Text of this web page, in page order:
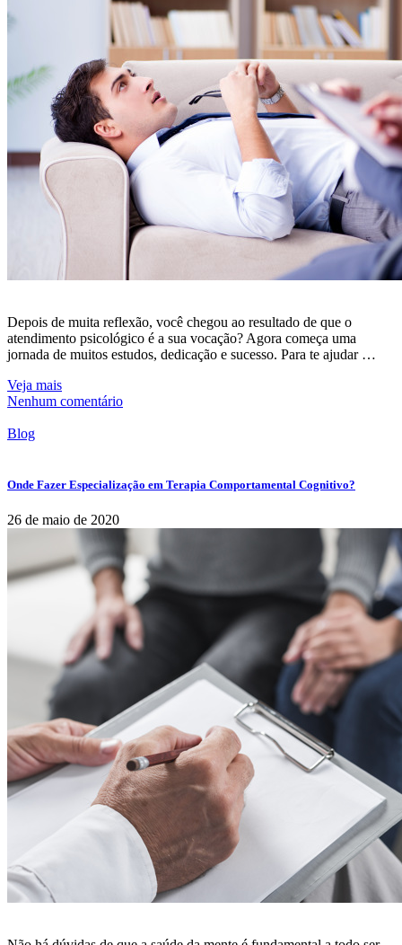
Depois de muita reflexão, você chegou ao resultado de que o
atendimento psicológico é a sua vocação? Agora começa uma
jornada de muitos estudos, dedicação e sucesso. Para te ajudar …
Veja mais
Nenhum comentário
Blog
Onde Fazer Especialização em Terapia Comportamental Cognitivo?
26 de maio de 2020